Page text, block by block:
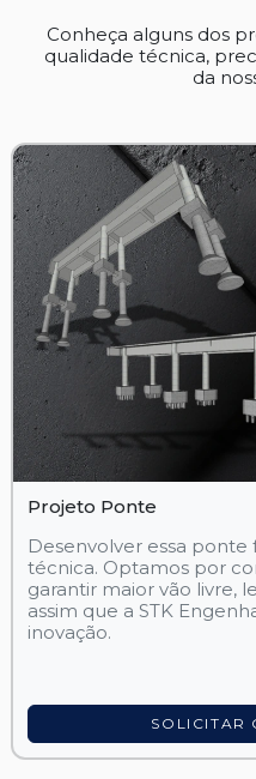
Conheça alguns dos
qualidade técnica,
da
Projeto Ponte
Desenvolver essa
técnica. Optamos por
garantir maior vão livre,
assim que a STK
inovação.
SOLICITAR